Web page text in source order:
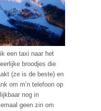
een taxi naar het
broodjes die
(ze is de beste) en
om m’n telefoon op
nog in
geen zin om